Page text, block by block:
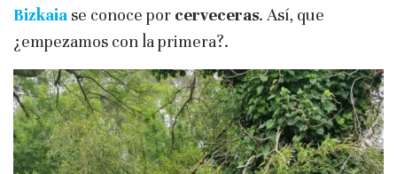
Bizkaia se conoce por cerveceras. Así, que
¿empezamos con la primera?.